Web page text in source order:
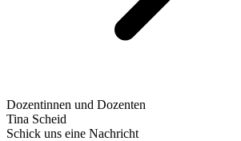
Dozentinnen und Dozenten
Tina Scheid
Schick uns eine Nachricht